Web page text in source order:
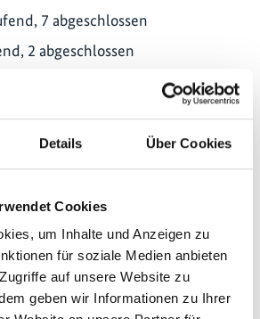
Details Über Cookies
Cookies
um Inhalte und Anzeigen zu
für soziale Medien anbieten
auf unsere Website zu
geben wir Informationen zu Ihrer
7 abgeschlossen
2 abgeschlossen
Länderseite
Energie
die Entwicklung von Gemeinden